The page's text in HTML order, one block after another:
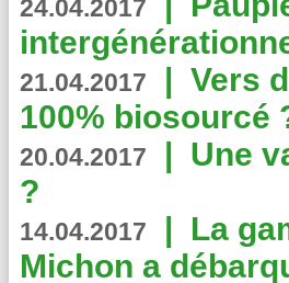
24.04.2017
21.04.2017 | Vers
100% biosourcé
20.04.2017 | Une
?
14.04.2017 | La
Michon a